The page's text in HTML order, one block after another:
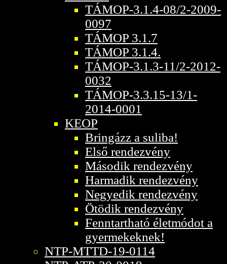
TÁMOP-3.1.4-08/2-2009-
0097
TÁMOP 3.1.7
TÁMOP 3.1.4.
TÁMOP-3.1.3-11/2-2012-
0032
TÁMOP-3.3.15-13/1-
2014-0001
KEOP
Bringázz a suliba!
Első rendezvény
Második rendezvény
Harmadik rendezvény
Negyedik rendezvény
Ötödik rendezvény
Fenntartható életmódot a
gyermekeknek!
NTP-MTTD-19-0114